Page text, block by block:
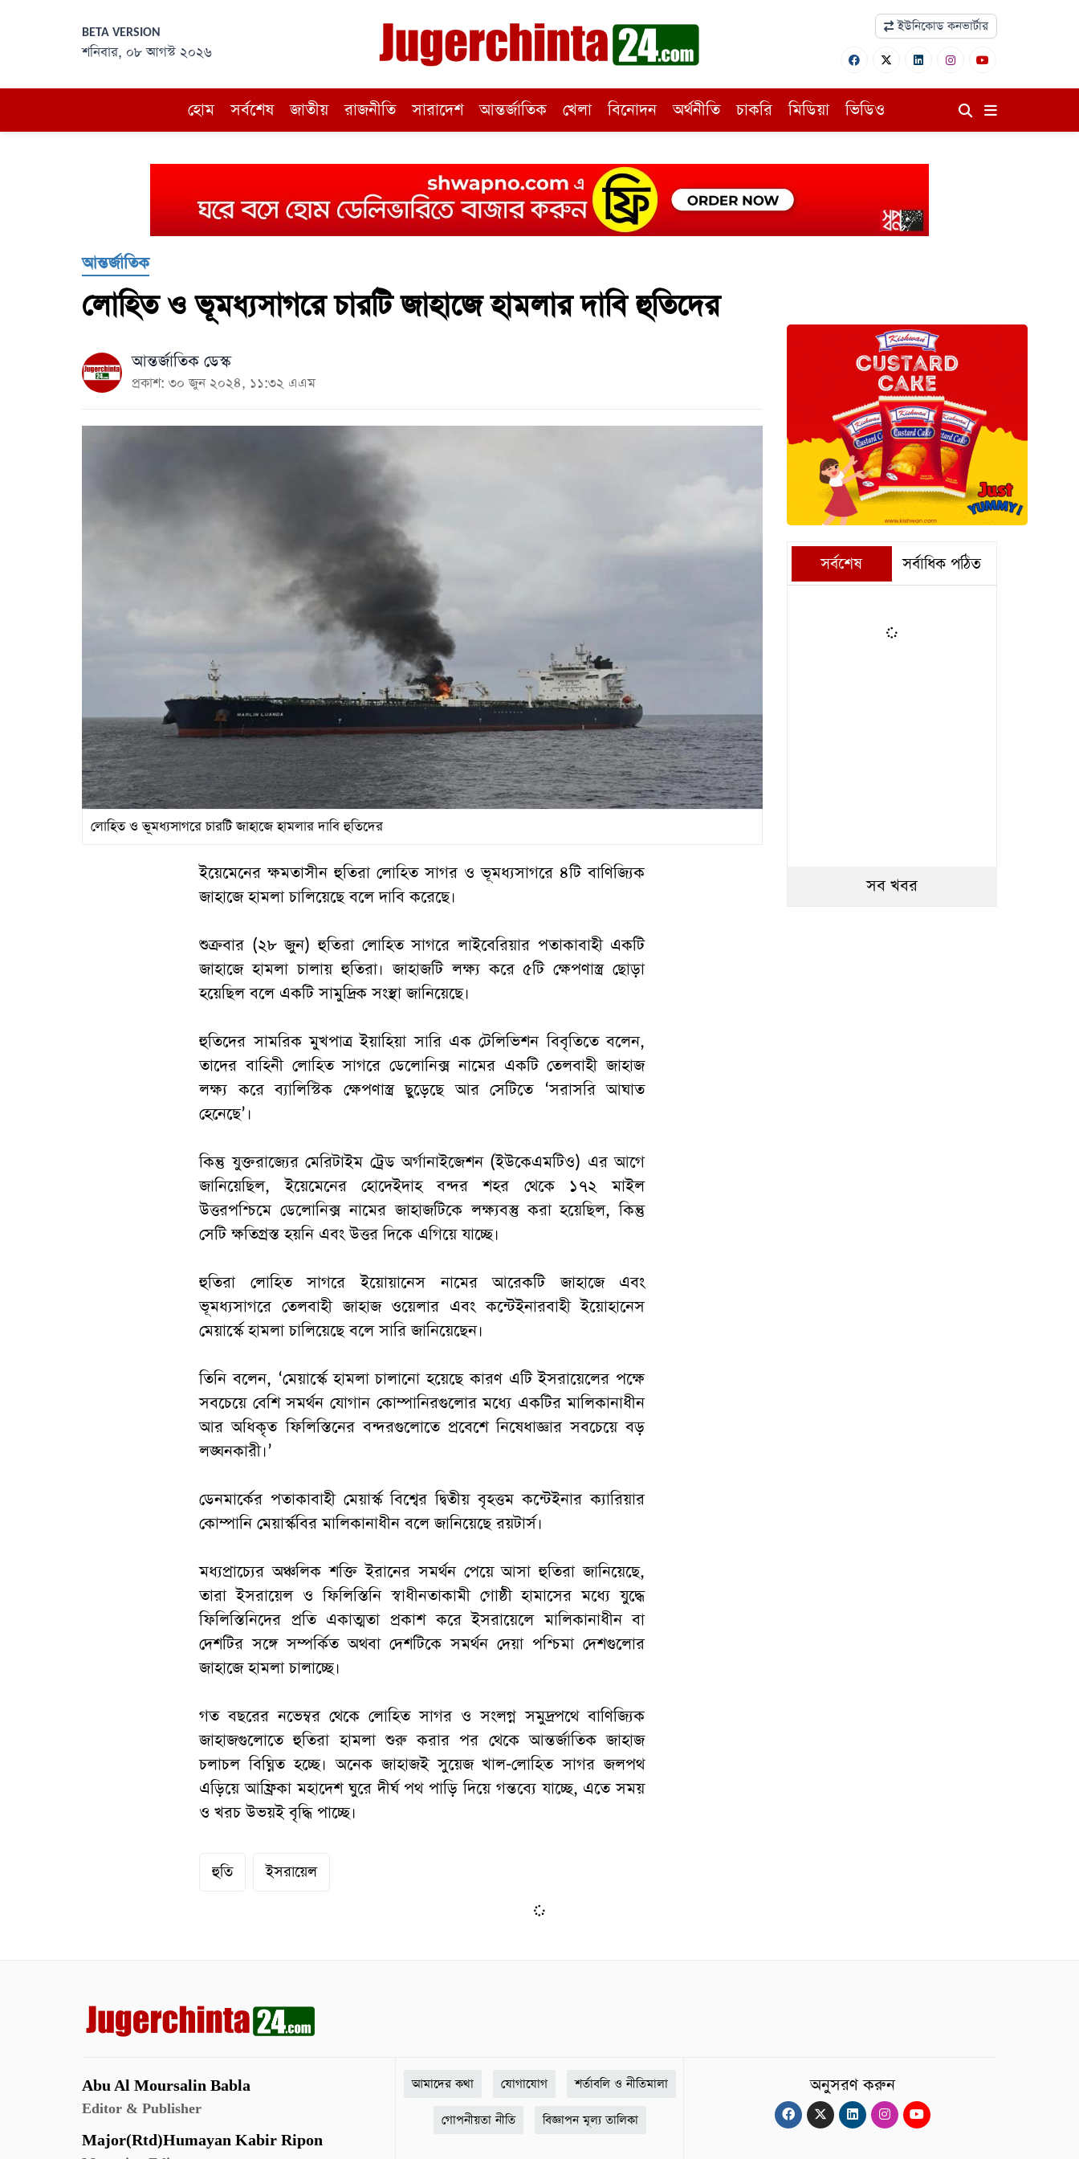
BETA VERSION
শনিবার, ০৮ আগস্ট ২০২৬
ইউনিকোড কনভার্টার
হোম সর্বশেষ জাতীয় রাজনীতি সারাদেশ আন্তর্জাতিক খেলা বিনোদন অর্থনীতি চাকরি মিডিয়া ভিডিও
আন্তর্জাতিক
লোহিত ও ভূমধ্যসাগরে চারটি জাহাজে হামলার দাবি হুতিদের
আন্তর্জাতিক ডেস্ক
প্রকাশ: ৩০ জুন ২০২৪, ১১:৩২ এএম
লোহিত ও ভূমধ্যসাগরে চারটি জাহাজে হামলার দাবি হুতিদের
ইয়েমেনের ক্ষমতাসীন হুতিরা লোহিত সাগর ও ভূমধ্যসাগরে ৪টি বাণিজ্যিক
জাহাজে হামলা চালিয়েছে বলে দাবি করেছে।
শুক্রবার (২৮ জুন) হুতিরা লোহিত সাগরে লাইবেরিয়ার পতাকাবাহী একটি
জাহাজে হামলা চালায় হুতিরা। জাহাজটি লক্ষ্য করে ৫টি ক্ষেপণাস্ত্র ছোড়া
হয়েছিল বলে একটি সামুদ্রিক সংস্থা জানিয়েছে।
হুতিদের সামরিক মুখপাত্র ইয়াহিয়া সারি এক টেলিভিশন বিবৃতিতে বলেন,
তাদের বাহিনী লোহিত সাগরে ডেলোনিক্স নামের একটি তেলবাহী জাহাজ
লক্ষ্য করে ব্যালিস্টিক ক্ষেপণাস্ত্র ছুড়েছে আর সেটিতে ‘সরাসরি আঘাত
হেনেছে’।
কিন্তু যুক্তরাজ্যের মেরিটাইম ট্রেড অর্গানাইজেশন (ইউকেএমটিও) এর আগে
জানিয়েছিল, ইয়েমেনের হোদেইদাহ বন্দর শহর থেকে ১৭২ মাইল
উত্তরপশ্চিমে ডেলোনিক্স নামের জাহাজটিকে লক্ষ্যবস্তু করা হয়েছিল, কিন্তু
সেটি ক্ষতিগ্রস্ত হয়নি এবং উত্তর দিকে এগিয়ে যাচ্ছে।
হুতিরা লোহিত সাগরে ইয়োয়ানেস নামের আরেকটি জাহাজে এবং
ভূমধ্যসাগরে তেলবাহী জাহাজ ওয়েলার এবং কন্টেইনারবাহী ইয়োহানেস
মেয়ার্স্কে হামলা চালিয়েছে বলে সারি জানিয়েছেন।
তিনি বলেন, ‘মেয়ার্স্কে হামলা চালানো হয়েছে কারণ এটি ইসরায়েলের পক্ষে
সবচেয়ে বেশি সমর্থন যোগান কোম্পানিরগুলোর মধ্যে একটির মালিকানাধীন
আর অধিকৃত ফিলিস্তিনের বন্দরগুলোতে প্রবেশে নিষেধাজ্ঞার সবচেয়ে বড়
লঙ্ঘনকারী।’
ডেনমার্কের পতাকাবাহী মেয়ার্স্ক বিশ্বের দ্বিতীয় বৃহত্তম কন্টেইনার ক্যারিয়ার
কোম্পানি মেয়ার্স্কবির মালিকানাধীন বলে জানিয়েছে রয়টার্স।
মধ্যপ্রাচ্যের অঞ্চলিক শক্তি ইরানের সমর্থন পেয়ে আসা হুতিরা জানিয়েছে,
তারা ইসরায়েল ও ফিলিস্তিনি স্বাধীনতাকামী গোষ্ঠী হামাসের মধ্যে যুদ্ধে
ফিলিস্তিনিদের প্রতি একাত্মতা প্রকাশ করে ইসরায়েলে মালিকানাধীন বা
দেশটির সঙ্গে সম্পর্কিত অথবা দেশটিকে সমর্থন দেয়া পশ্চিমা দেশগুলোর
জাহাজে হামলা চালাচ্ছে।
গত বছরের নভেম্বর থেকে লোহিত সাগর ও সংলগ্ন সমুদ্রপথে বাণিজ্যিক
জাহাজগুলোতে হুতিরা হামলা শুরু করার পর থেকে আন্তর্জাতিক জাহাজ
চলাচল বিঘ্নিত হচ্ছে। অনেক জাহাজই সুয়েজ খাল-লোহিত সাগর জলপথ
এড়িয়ে আফ্রিকা মহাদেশ ঘুরে দীর্ঘ পথ পাড়ি দিয়ে গন্তব্যে যাচ্ছে, এতে সময়
ও খরচ উভয়ই বৃদ্ধি পাচ্ছে।
হুতি ইসরায়েল
সর্বশেষ সর্বাধিক পঠিত
সব খবর
Abu Al Moursalin Babla
Editor & Publisher
Major(Rtd)Humayan Kabir Ripon
আমাদের কথা যোগাযোগ শর্তাবলি ও নীতিমালা
গোপনীয়তা নীতি বিজ্ঞাপন মূল্য তালিকা
অনুসরণ করুন